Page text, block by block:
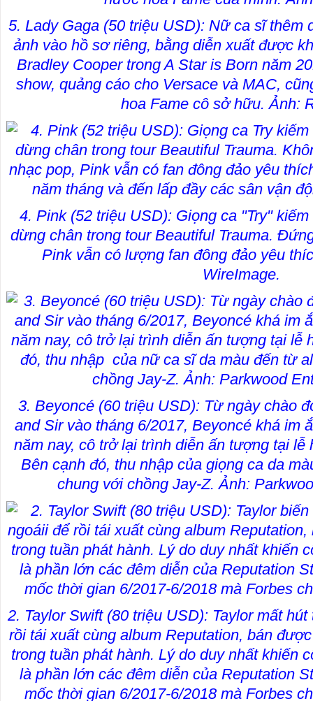
5. Lady Gaga (50 triệu USD): Nữ ca sĩ thêm
ảnh vào hồ sơ riêng, bằng diễn xuất được
Bradley Cooper trong A Star is Born năm
show, quảng cáo cho Versace và MAC,
hoa Fame cô sở hữu. Ảnh:
4. Pink (52 triệu USD): Giọng ca "Try"
dừng chân trong tour Beautiful Trauma.
Pink vẫn có lượng fan đông đảo yêu
WireImage.
3. Beyoncé (60 triệu USD): Từ ngày chào
and Sir vào tháng 6/2017, Beyoncé khá im
năm nay, cô trở lại trình diễn ấn tượng tại lễ
Bên cạnh đó, thu nhập của giọng ca da
chung với chồng Jay-Z. Ảnh:
2. Taylor Swift (80 triệu USD): Taylor mất
rồi tái xuất cùng album Reputation, bán
trong tuần phát hành. Lý do duy nhất khiến
là phần lớn các đêm diễn của Reputation
mốc thời gian 6/2017-6/2018 mà Forbes